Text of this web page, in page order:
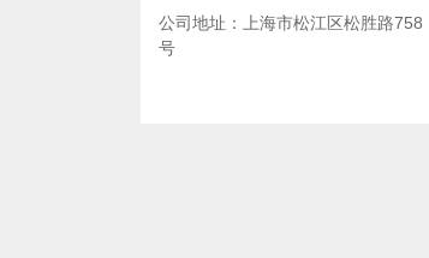
公司地址：上海市松江区松胜路758
号